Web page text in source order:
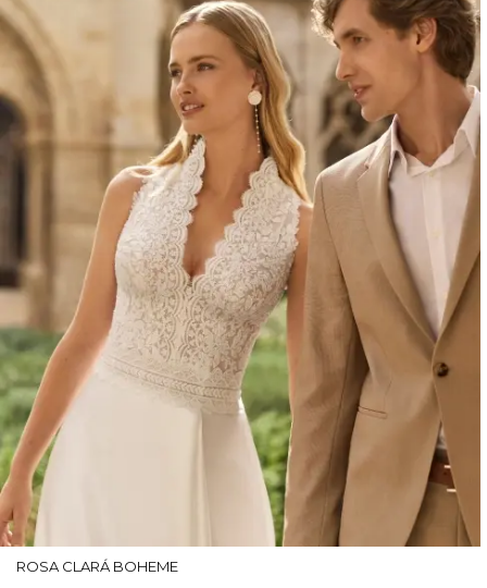
ROSA CLARÁ BOHEME